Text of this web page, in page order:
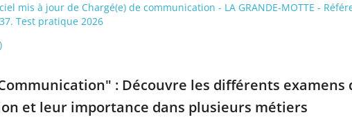
mis à jour de Chargé(e) de communication - LA GRANDE-MOTTE -
Test pratique 2026
: Découvre les différents examens
et leur importance dans plusieurs métiers